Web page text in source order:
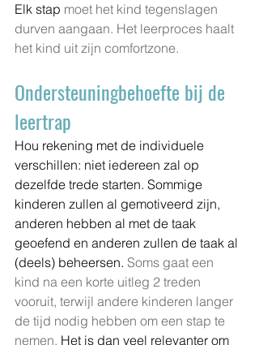
Elk stap moet het kind tegenslagen
durven aangaan. Het leerproces haalt
het kind uit zijn comfortzone.
Ondersteuningbehoefte bij de
leertrap
Hou rekening met de individuele
verschillen: niet iedereen zal op
dezelfde trede starten. Sommige
kinderen zullen al gemotiveerd zijn,
anderen hebben al met de taak
geoefend en anderen zullen de taak al
(deels) beheersen. Soms gaat een
kind na een korte uitleg 2 treden
vooruit, terwijl andere kinderen langer
de tijd nodig hebben om een stap te
nemen. Het is dan veel relevanter om